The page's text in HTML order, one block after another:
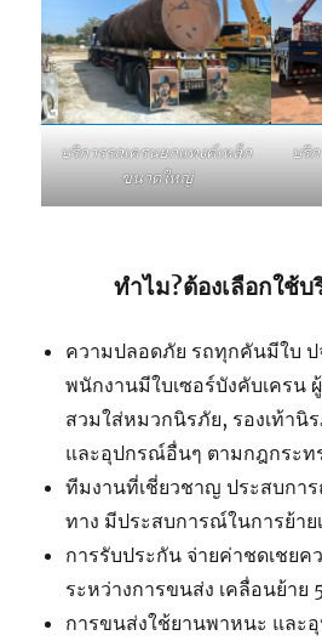
บริการรถเครนยกแทงค์เหล็ก
ขนาดใหญ่
บริ
ทำไม?ต้องเลือกใช้บ
ความปลอดภัย รถทุกคันมีใบ ป
พนักงานมีใบเซอร์บังคับเครน
สวมใส่หมวกนิรภัย, รองเท้านิ
และอุปกรณ์อื่นๆ ตามกฎกระท
ทีมงานที่เชี่ยวชาญ ประสบกา
ทาง มีประสบการณ์ในการย้าย
การรับประกัน จ่ายค่าชดเชยค
ระหว่างการขนส่ง เคลื่อนย้าย
การขนส่งใช้ยานพาหนะ และ